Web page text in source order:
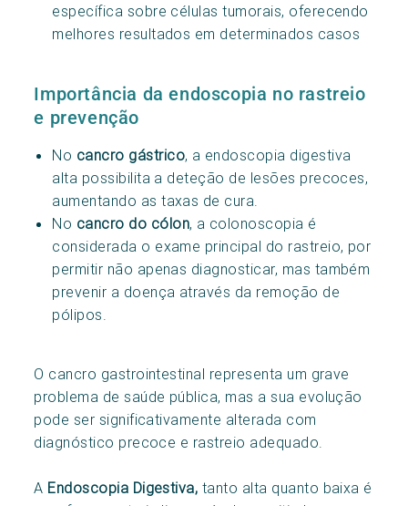
específica sobre células tumorais, oferecendo
melhores resultados em determinados casos
Importância da endoscopia no rastreio
e prevenção
No cancro gástrico, a endoscopia digestiva
alta possibilita a deteção de lesões precoces,
aumentando as taxas de cura.
No cancro do cólon, a colonoscopia é
considerada o exame principal do rastreio, por
permitir não apenas diagnosticar, mas também
prevenir a doença através da remoção de
pólipos.
O cancro gastrointestinal representa um grave
problema de saúde pública, mas a sua evolução
pode ser significativamente alterada com
diagnóstico precoce e rastreio adequado.
A Endoscopia Digestiva, tanto alta quanto baixa é